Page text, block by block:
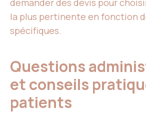
demander des devis pour
la plus pertinente en fonction
spécifiques.
Questions
et conseils
patients